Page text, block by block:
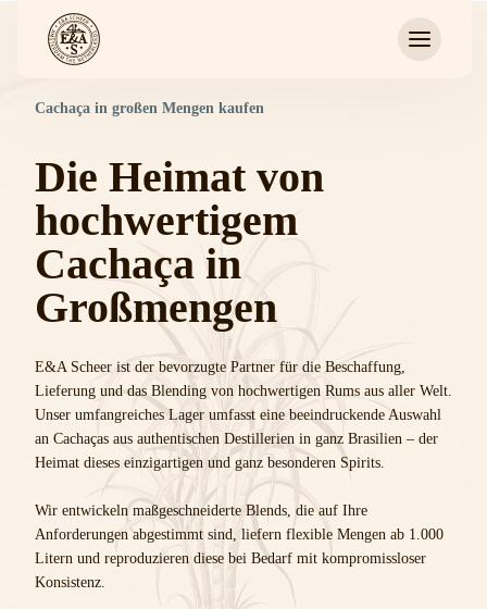
Cachaça in großen Mengen kaufen
Die Heimat von
hochwertigem
Cachaça in
Großmengen
E&A Scheer ist der bevorzugte Partner für die Beschaffung,
Lieferung und das Blending von hochwertigen Rums aus aller Welt.
Unser umfangreiches Lager umfasst eine beeindruckende Auswahl
an Cachaças aus authentischen Destillerien in ganz Brasilien – der
Heimat dieses einzigartigen und ganz besonderen Spirits.
Wir entwickeln maßgeschneiderte Blends, die auf Ihre
Anforderungen abgestimmt sind, liefern flexible Mengen ab 1.000
Litern und reproduzieren diese bei Bedarf mit kompromissloser
Konsistenz.